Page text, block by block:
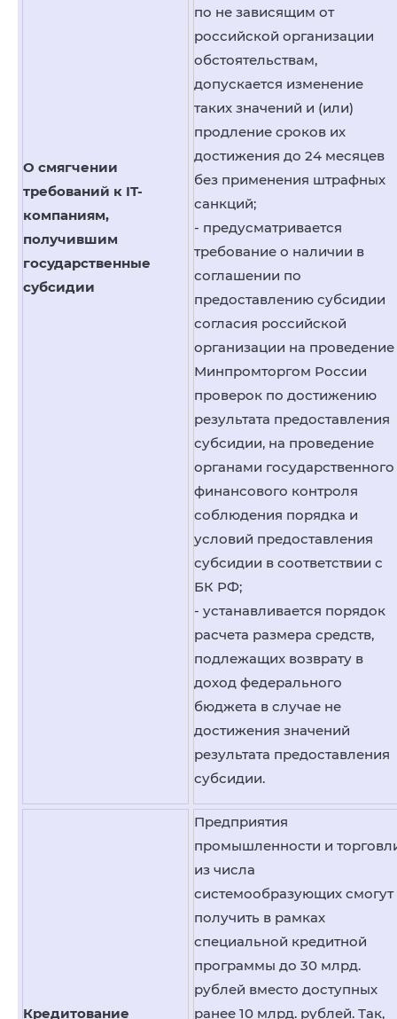
О смягчении
требований к IT-
компаниям,
получившим
государственные
субсидии
по не зависящим от
российской организации
обстоятельствам,
допускается изменение
таких значений и (или)
продление сроков их
достижения до 24 месяцев
без применения штрафных
санкций;
- предусматривается
требование о наличии в
соглашении по
предоставлению субсидии
согласия российской
организации на проведение
Минпромторгом России
проверок по достижению
результата предоставления
субсидии, на проведение
органами государственного
финансового контроля
соблюдения порядка и
условий предоставления
субсидии в соответствии с
БК РФ;
- устанавливается порядок
расчета размера средств,
подлежащих возврату в
доход федерального
бюджета в случае не
достижения значений
результата предоставления
субсидии.
Кредитование
Предприятия
промышленности и
из числа
системообразующих смогут
получить в рамках
специальной кредитной
программы до 30 млрд.
рублей вместо доступных
ранее 10 млрд. рублей. Так,